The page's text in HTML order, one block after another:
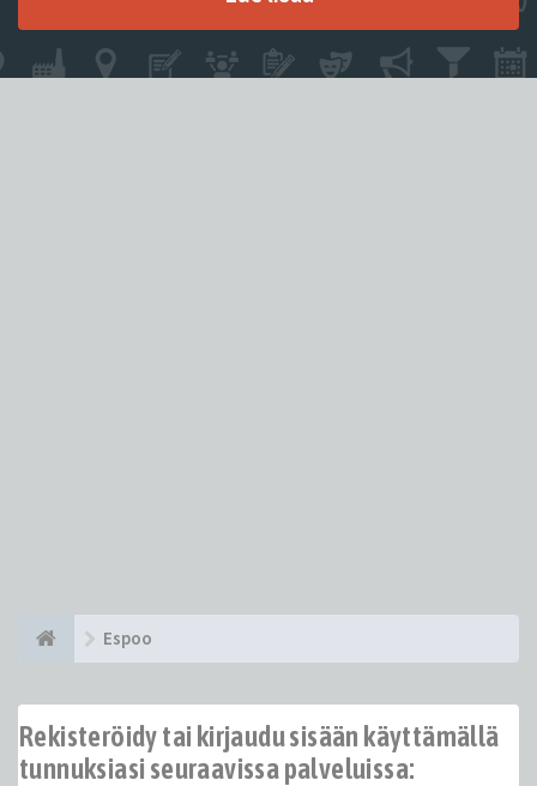
Espoo
Rekisteröidy tai kirjaudu sisään käyttämällä
tunnuksiasi seuraavissa palveluissa: